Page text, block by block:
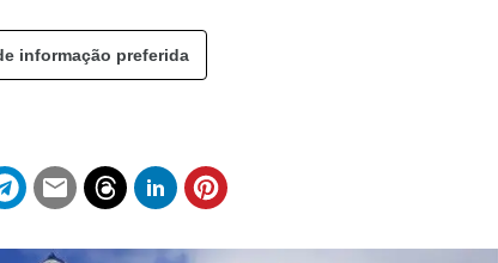
informação preferida